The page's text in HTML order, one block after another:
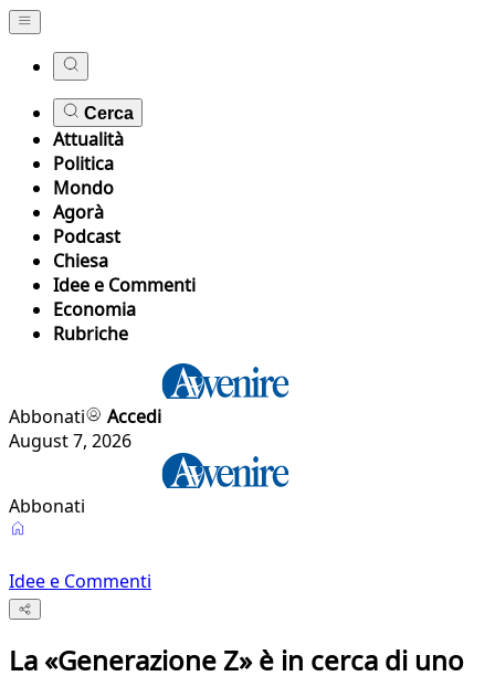
Cerca
Attualità
Politica
Mondo
Agorà
Podcast
Chiesa
Idee e Commenti
Economia
Rubriche
Abbonati
Accedi
August 7, 2026
Abbonati
Idee e Commenti
La «Generazione Z» è in cerca di uno